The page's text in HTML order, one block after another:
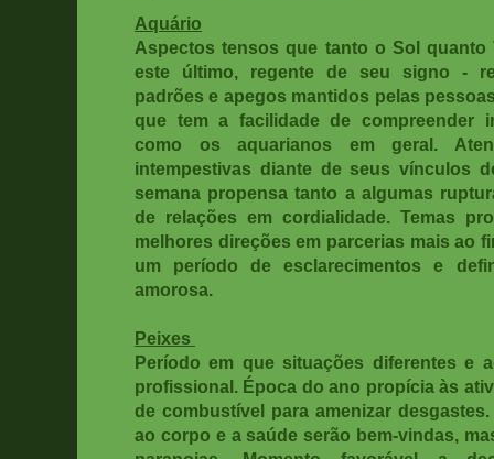
Aquário
Aspectos tensos que tanto o Sol quanto
este último, regente de seu signo -
padrões e apegos mantidos pelas
que tem a facilidade de compreender
como os aquarianos em geral.
intempestivas diante de seus vínculos
semana propensa tanto a algumas
de relações em cordialidade. Temas
melhores direções em parcerias mais ao
um período de esclarecimentos e
amorosa.
Peixes
Período em que situações diferentes e
profissional. Época do ano propícia às
de combustível para amenizar
ao corpo e a saúde serão bem-vindas,